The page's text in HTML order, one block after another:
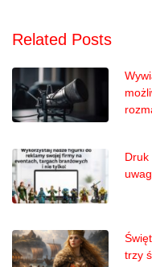
Related Posts
Druk
trzy